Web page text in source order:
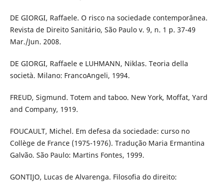
DE GIORGI, Raffaele. O risco na sociedade contemporânea.
Revista de Direito Sanitário, São Paulo v. 9, n. 1 p. 37-49
Mar./Jun. 2008.
DE GIORGI, Raffaele e LUHMANN, Niklas. Teoria della
società. Milano: FrancoAngeli, 1994.
FREUD, Sigmund. Totem and taboo. New York, Moffat, Yard
and Company, 1919.
FOUCAULT, Michel. Em defesa da sociedade: curso no
Collège de France (1975-1976). Tradução Maria Ermantina
Galvão. São Paulo: Martins Fontes, 1999.
GONTIJO, Lucas de Alvarenga. Filosofia do direito: